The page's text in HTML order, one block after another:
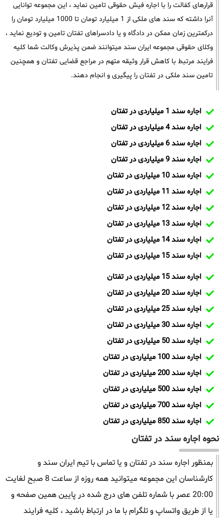
قرارهای کفالت را با اجاره فیش حقوقی تامین نماید ، این مجموعه توانایی
آنرا داشته که سند های ملکی از 1 میلیارد تومان تا 1000 میلیارد تومان را
درکمترین زمان ممکن در دادگاه و یا دادسراهای تفتان تامین و تودیع نماید ،
وکلای حقوقی مجموعه ایران سند میتوانند ضمن پذیرش وکالت شما کلیه
فرایند مرتبط با کاهش قرار وثیقه متهم در مراجع قضایی تفتان و همچنین
تامین سند ملکی در تفتان را پیگیری و انجام دهند.
اجاره سند 1 میلیاردی در تفتان
اجاره سند 4 میلیاردی در تفتان
اجاره سند 6 میلیاردی در تفتان
اجاره سند 9 میلیاردی در تفتان
اجاره سند 10 میلیاردی در تفتان
اجاره سند 11 میلیاردی در تفتان
اجاره سند 12 میلیاردی در تفتان
اجاره سند 13 میلیاردی در تفتان
اجاره سند 14 میلیاردی در تفتان
اجاره سند 15 میلیاردی در تفتان
اجاره سند 15 میلیاردی در تفتان
اجاره سند 20 میلیاردی در تفتان
اجاره سند 25 میلیاردی در تفتان
اجاره سند 30 میلیاردی در تفتان
اجاره سند 50 میلیاردی در تفتان
اجاره سند 100 میلیاردی در تفتان
اجاره سند 200 میلیاردی در تفتان
اجاره سند 500 میلیاردی در تفتان
اجاره سند 700 میلیاردی در تفتان
اجاره سند 850 میلیاردی در تفتان
نحوه اجاره سند در تفتان
بمنظور اجاره سند در تفتان و یا تماس با تیم ایران سند و
کارشناسان این مجموعه میتوانید همه روزه از ساعت 8 صبح لغایت
20:00 عصر با شماره تلفن های درج شده در پایین همین صفحه و
یا از طریق واتساپ و تلگرام با ما در ارتباط باشید ، کلیه فرایند